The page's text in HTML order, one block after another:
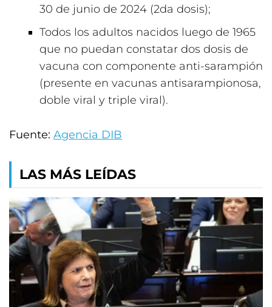
30 de junio de 2024 (2da dosis);
Todos los adultos nacidos luego de 1965
que no puedan constatar dos dosis de
vacuna con componente anti-sarampión
(presente en vacunas antisarampionosa,
doble viral y triple viral).
Fuente: Agencia DIB
LAS MÁS LEÍDAS